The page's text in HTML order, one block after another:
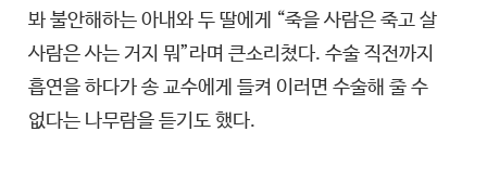
봐 불안해하는 아내와 두 딸에게 “죽을 사람은 죽고 살
사람은 사는 거지 뭐”라며 큰소리쳤다. 수술 직전까지
흡연을 하다가 송 교수에게 들켜 이러면 수술해 줄 수
없다는 나무람을 듣기도 했다.